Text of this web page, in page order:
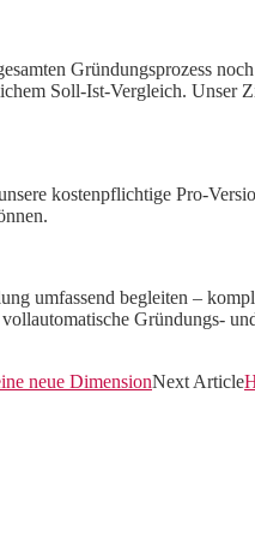
Gründungsprozess
Soll-Ist-Vergleich. Unser
kostenpflichtige Pro-
umfassend begleiten –
Gründungs-
neue DimensionNext Article